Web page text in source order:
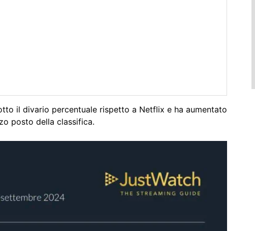
il divario percentuale rispetto a Netflix e ha aumentato
posto della classifica.